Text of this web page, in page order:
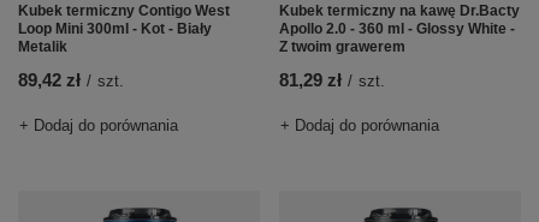
Kubek termiczny Contigo West
Loop Mini 300ml - Kot - Biały
Metalik
89,42 zł / szt.
+ Dodaj do porównania
Kubek termiczny na kawę Dr.Bacty
Apollo 2.0 - 360 ml - Glossy White -
Z twoim grawerem
81,29 zł / szt.
+ Dodaj do porównania